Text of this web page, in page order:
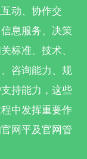
动、协作交
息服务、决策
标准、技术、
咨询能力、规
持能力，这些
中发挥重要作
网平及官网管